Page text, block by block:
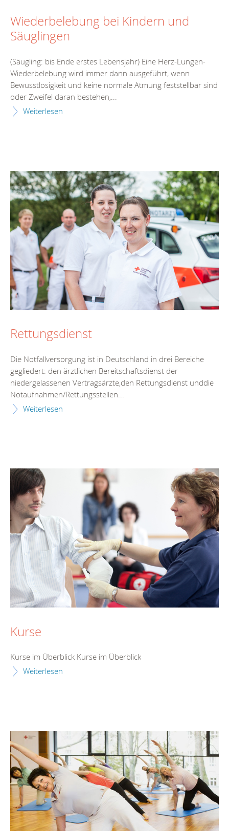
Wiederbelebung bei Kindern und
Säuglingen
(Säugling: bis Ende erstes Lebensjahr) Eine Herz-Lungen-
Wiederbelebung wird immer dann ausgeführt, wenn
Bewusstlosigkeit und keine normale Atmung feststellbar sind
oder Zweifel daran bestehen,...
Weiterlesen
Rettungsdienst
Die Notfallversorgung ist in Deutschland in drei Bereiche
gegliedert: den ärztlichen Bereitschaftsdienst der
niedergelassenen Vertragsärzte,den Rettungsdienst unddie
Notaufnahmen/Rettungsstellen...
Weiterlesen
Kurse
Kurse im Überblick Kurse im Überblick
Weiterlesen